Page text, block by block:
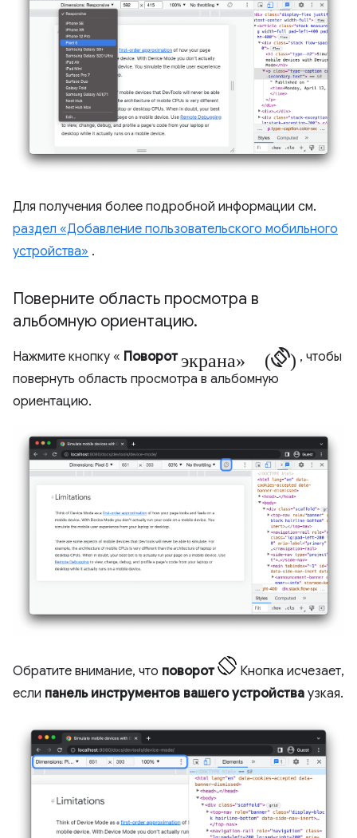
Для получения более подробной информации см.
раздел «Добавление пользовательского мобильного
устройства» .
Поверните область просмотра в
альбомную ориентацию.
Нажмите кнопку « Поворот экрана» (screen_rotation) , чтобы
повернуть область просмотра в альбомную
ориентацию.
Обратите внимание, что поворот
Кнопка исчезает,
если панель инструментов вашего устройства узкая.